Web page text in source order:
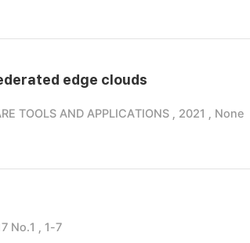
edge clouds
TOOLS AND APPLICATIONS , 2021 , None
No.1 , 1-7